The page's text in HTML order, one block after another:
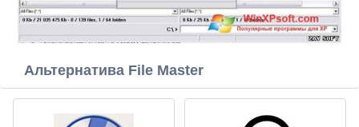
Альтернатива File Master